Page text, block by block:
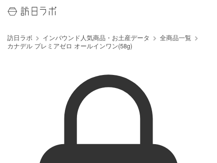
訪日ラボ インバウンド人気商品・お土産データ
全商品一覧
カナデル プレミアゼロ オールインワン(58g)